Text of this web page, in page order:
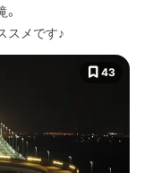
スメです♪
43